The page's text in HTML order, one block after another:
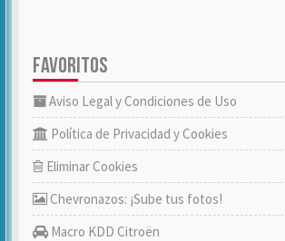
FAVORITOS
Aviso Legal y Condiciones de Uso
Política de Privacidad y Cookies
Eliminar Cookies
Chevronazos: ¡Sube tus fotos!
Macro KDD Citroën